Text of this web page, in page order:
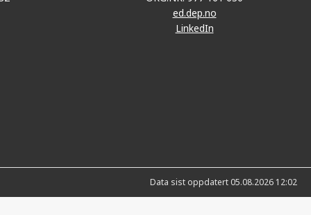
ed.dep.no
LinkedIn
Data sist oppdatert 05.08.2026 12:02